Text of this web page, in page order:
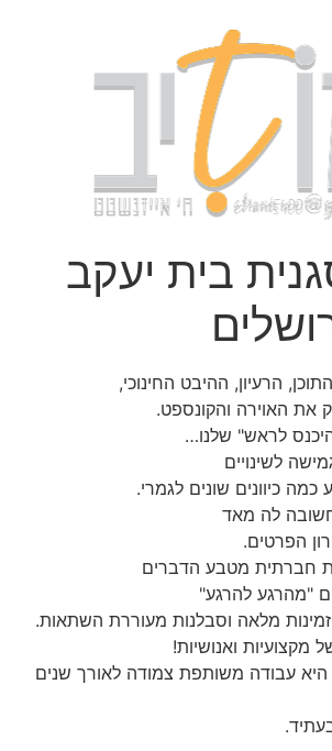
בית יעקב
הרעיון, ההיבט החינוכי,
את האוירה והקונספט.
לראש" שלנו…
לשינויים
כמה כיוונים שונים לגמרי.
חשובה לה מאד
הפרטים.
חברתית מטבע הדברים
"מהרגע להרגע"
זמינות מלאה וסבלנות מעוררת השתאות.
מקצועיות ואנושיות!
היא עבודה משותפת צמודה לאורך שנים